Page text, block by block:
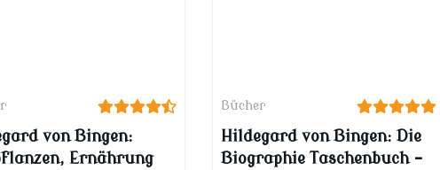
von Bingen:
Ernährung
Bücher
Hildegard von Bingen: Die
Biographie Taschenbuch –